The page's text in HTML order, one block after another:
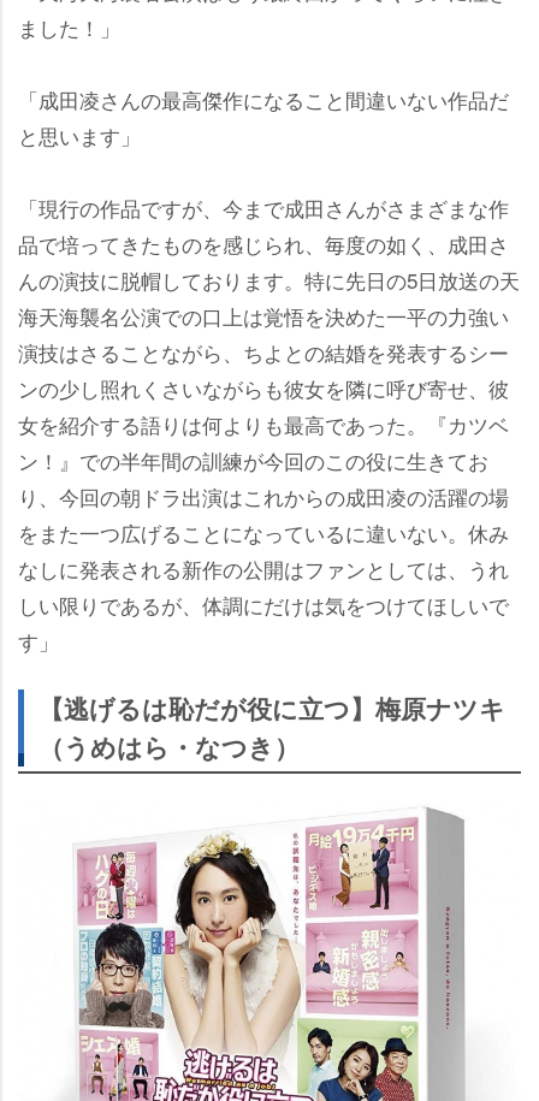
ました！」
「成田凌さんの最高傑作になること間違いない作品だ
と思います」
「現行の作品ですが、今まで成田さんがさまざまな作
品で培ってきたものを感じられ、毎度の如く、成田さ
んの演技に脱帽しております。特に先日の5日放送の天
海天海襲名公演での口上は覚悟を決めた一平の力強い
演技はさることながら、ちよとの結婚を発表するシー
ンの少し照れくさいながらも彼女を隣に呼び寄せ、彼
女を紹介する語りは何よりも最高であった。『カツベ
ン！』での半年間の訓練が今回のこの役に生きてお
り、今回の朝ドラ出演はこれからの成田凌の活躍の場
をまた一つ広げることになっているに違いない。休み
なしに発表される新作の公開はファンとしては、うれ
しい限りであるが、体調にだけは気をつけてほしいで
す」
【逃げるは恥だが役に立つ】梅原ナツキ
（うめはら・なつき）